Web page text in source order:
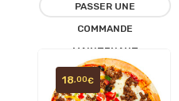
MORE
PASSER UNE
COMMANDE
MAINTENANT
18 ,00€